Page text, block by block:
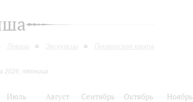
Лекции Экскурсии Пушкинская карта
2026, пятница
Июль Август Сентябрь Октябрь Ноябрь